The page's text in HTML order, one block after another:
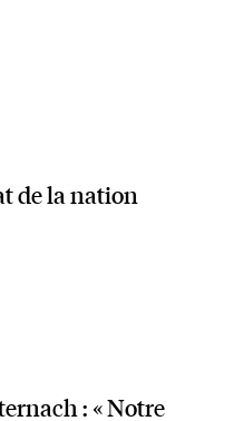
de la nation
: « Notre